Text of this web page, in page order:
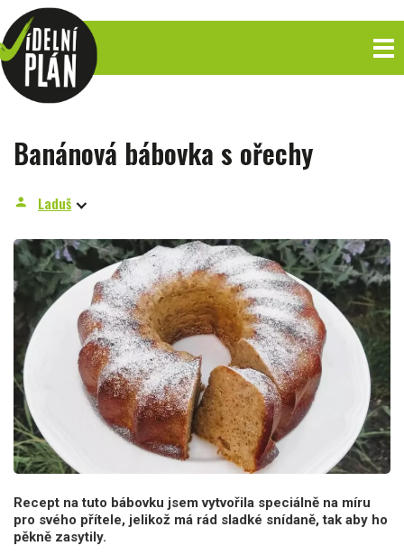
Banánová bábovka s ořechy
person Laduš
Recept na tuto bábovku jsem vytvořila speciálně na míru
pro svého přítele, jelikož má rád sladké snídaně, tak aby ho
pěkně zasytily.